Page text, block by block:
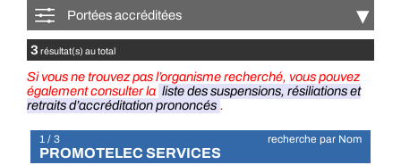
Portées accréditées ▾
3 résultat(s) au total
Si vous ne trouvez pas l’organisme recherché, vous pouvez
également consulter la liste des suspensions, résiliations et
retraits d’accréditation prononcés .
1 / 3 recherche par Nom
PROMOTELEC SERVICES